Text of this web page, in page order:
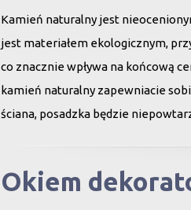
Kamień naturalny jest
jest materiałem ekologicznym,
co znacznie wpływa na końcową
kamień naturalny zapewniacie
ściana, posadzka będzie
Okiem